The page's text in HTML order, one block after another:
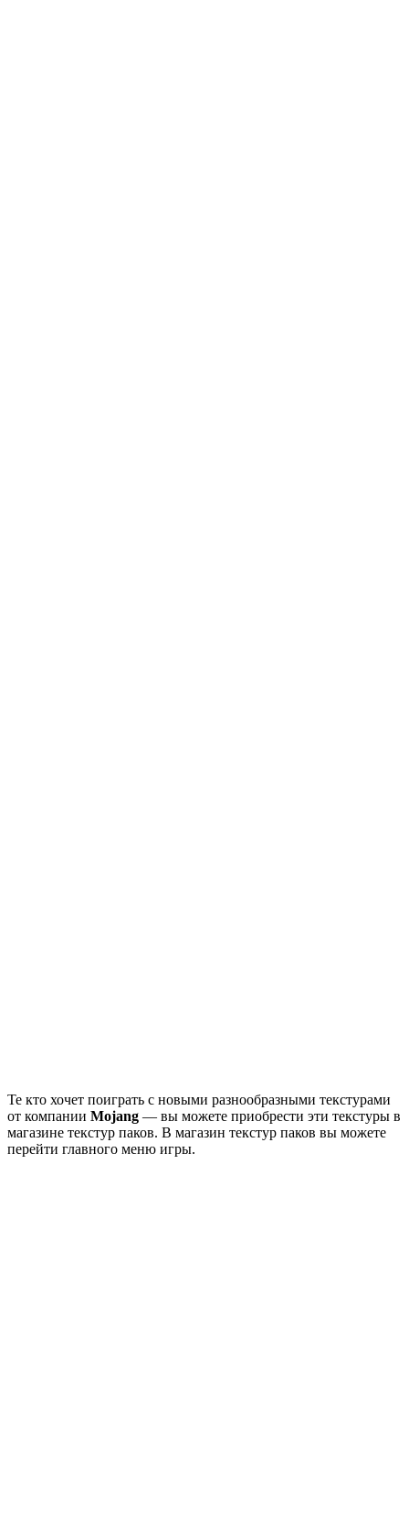
Те кто хочет поиграть с новыми разнообразными текстурами
от компании Mojang — вы можете приобрести эти текстуры в
магазине текстур паков. В магазин текстур паков вы можете
перейти главного меню игры.